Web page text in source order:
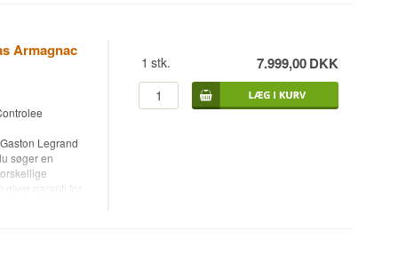
Armagnac
Legrand
søger en
garanti for
i med
1 stk. 7.999,00DKK